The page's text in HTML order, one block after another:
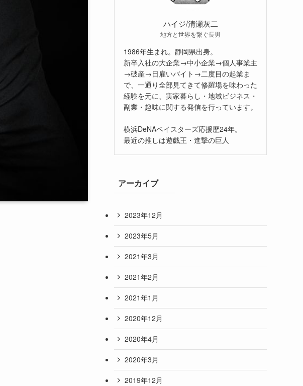
ハイジ/清瀬灰二
地方と世界を繋ぐ長男
1986年生まれ。静岡県出身。
新卒入社の大企業→中小企業→個人事業主
→破産→日雇いバイト→二度目の起業ま
で、一通り全部見てきて修羅場を味わった
経験を元に、実家暮らし・地域ビジネス・
副業・趣味に関する発信を行っています。
横浜DeNAベイスターズ応援歴24年。
最近の推しは遊戯王・進撃の巨人
アーカイブ
2023年12月
2023年5月
2021年3月
2021年2月
2021年1月
2020年12月
2020年4月
2020年3月
2019年12月